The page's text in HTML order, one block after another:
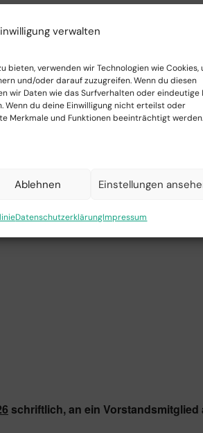
verwalten
bieten, verwenden wir Technologien wie Cookies,
und/oder darauf zuzugreifen. Wenn du diesen
wir Daten wie das Surfverhalten oder eindeutige
Wenn du deine Einwilligung nicht erteilst oder
Merkmale und Funktionen beeinträchtigt werden.
Ablehnen Einstellungen
DatenschutzerklärungImpressum
schriftlich, an ein